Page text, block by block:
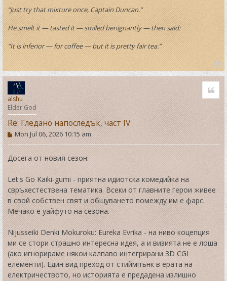
“Just try that mixture once, Captain Duncan.”
He smelt it — tasted it — smiled benignantly — then said:
“It is inferior — for coffee — but it is pretty fair tea.”
T
o
p
alshu
Elder God
Re: Гледано напоследък, част IV
P
o
s
t
Mon Jul 06, 2026 10:15 am
Досега от новия сезон:
Let's Go Kaiki-gumi - приятна идиотска комедийка на
свръхестествена тематика. Всеки от главните герои живее
в свой собствен свят и общуването помежду им е фарс.
Мечако е уайфуто на сезона.
Nijusseiki Denki Mokuroku: Eureka Evrika - на ниво коцепция
ми се стори страшно интересна идея, а и визията не е лоша
(ако игнорираме някои калпаво интегрирани 3D CGI
елементи). Един вид преход от стиймпънк в ерата на
електричеството, но историята е предадена излишно